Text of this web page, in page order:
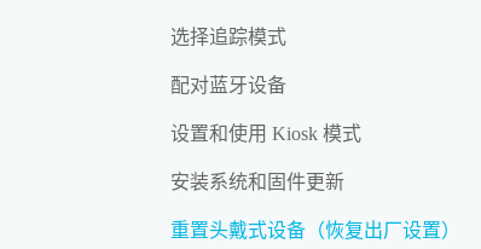
选择追踪模式
配对蓝牙设备
设置和使用 Kiosk 模式
安装系统和固件更新
重置头戴式设备（恢复出厂设置）